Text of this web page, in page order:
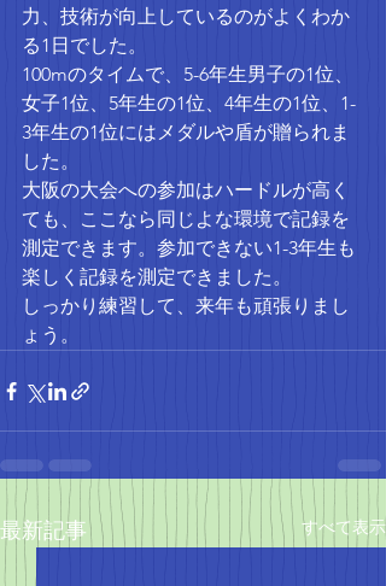
力、技術が向上しているのがよくわか
る1日でした。
100mのタイムで、5-6年生男子の1位、
女子1位、5年生の1位、4年生の1位、1-
3年生の1位にはメダルや盾が贈られま
した。
大阪の大会への参加はハードルが高く
ても、ここなら同じよな環境で記録を
測定できます。参加できない1-3年生も
楽しく記録を測定できました。
しっかり練習して、来年も頑張りまし
ょう。
最新記事 すべて表示